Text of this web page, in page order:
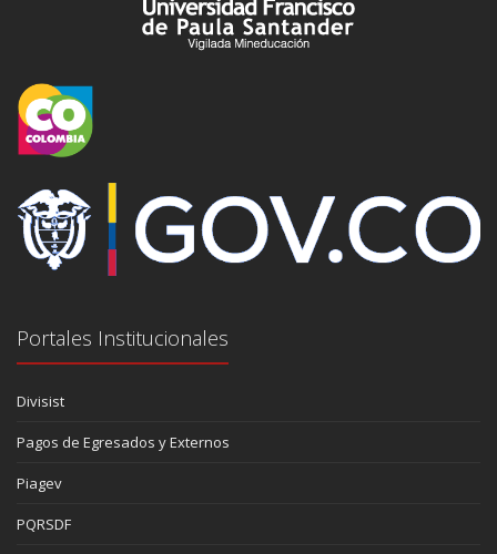
Portales Institucionales
Divisist
Pagos de Egresados y Externos
Piagev
PQRSDF